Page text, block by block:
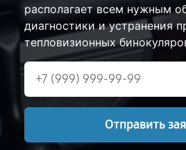
располагает всем нужным
диагностики и устранения
тепловизионных
Отправить